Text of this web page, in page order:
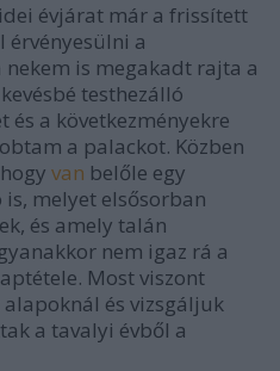
évjárat már a frissített
a
is megakadt rajta a
testhezálló
a következményekre
a palackot. Közben
van belőle egy
is, melyet elsősorban
és amely talán
nem igaz rá a
Most viszont
és vizsgáljuk
a tavalyi évből a